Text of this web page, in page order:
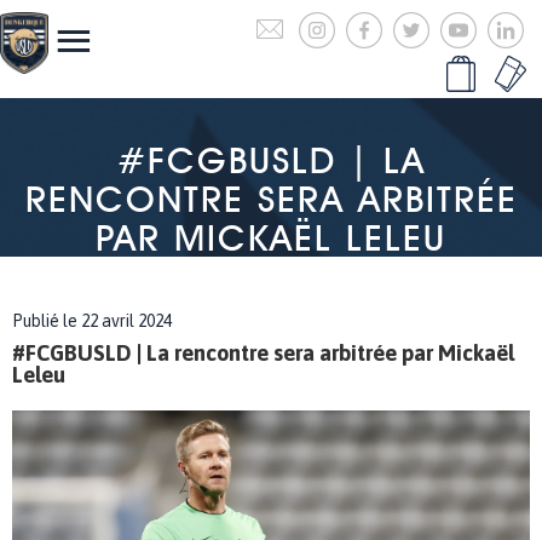
#FCGBUSLD | LA
RENCONTRE SERA ARBITRÉE
PAR MICKAËL LELEU
Publié le 22 avril 2024
#FCGBUSLD | La rencontre sera arbitrée par Mickaël
Leleu